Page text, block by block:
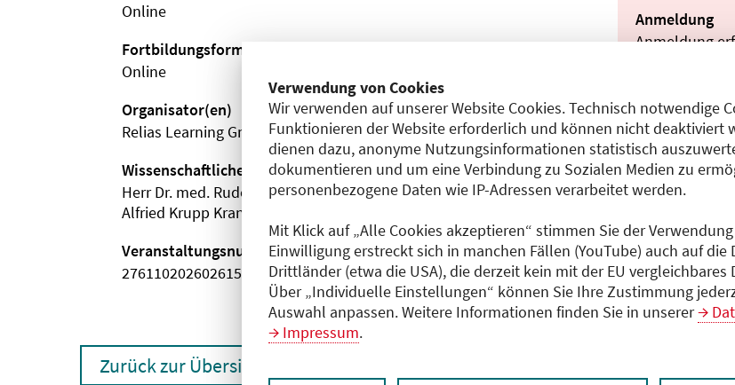
Verwendung von Cookies
Wir verwenden auf unserer Website Cookies. Technisch notwendige
Funktionieren der Website erforderlich und können nicht deaktiviert
dienen dazu, anonyme Nutzungsinformationen statistisch
dokumentieren und um eine Verbindung zu Sozialen Medien zu
personenbezogene Daten wie IP-Adressen verarbeitet werden.
Mit Klick auf „Alle Cookies akzeptieren“ stimmen Sie der
Einwilligung erstreckt sich in manchen Fällen (YouTube) auch auf
Drittländer (etwa die USA), die derzeit kein mit der EU
Über „Individuelle Einstellungen“ können Sie Ihre Zustimmung
Auswahl anpassen. Weitere Informationen finden Sie in unserer
Impressum.
Anmeldung
Anmeldung
entgeltfrei
Dokumente
Online
Fortbildungsformat
Online
Organisator(en)
Relias Learning GmbH
Wissenschaftliche Leitung
Herr Dr. med. Rudolf Eicker
Alfried Krupp Krankenhaus
Veranstaltungsnummer
2761102026026150000
Zurück zur Übersicht